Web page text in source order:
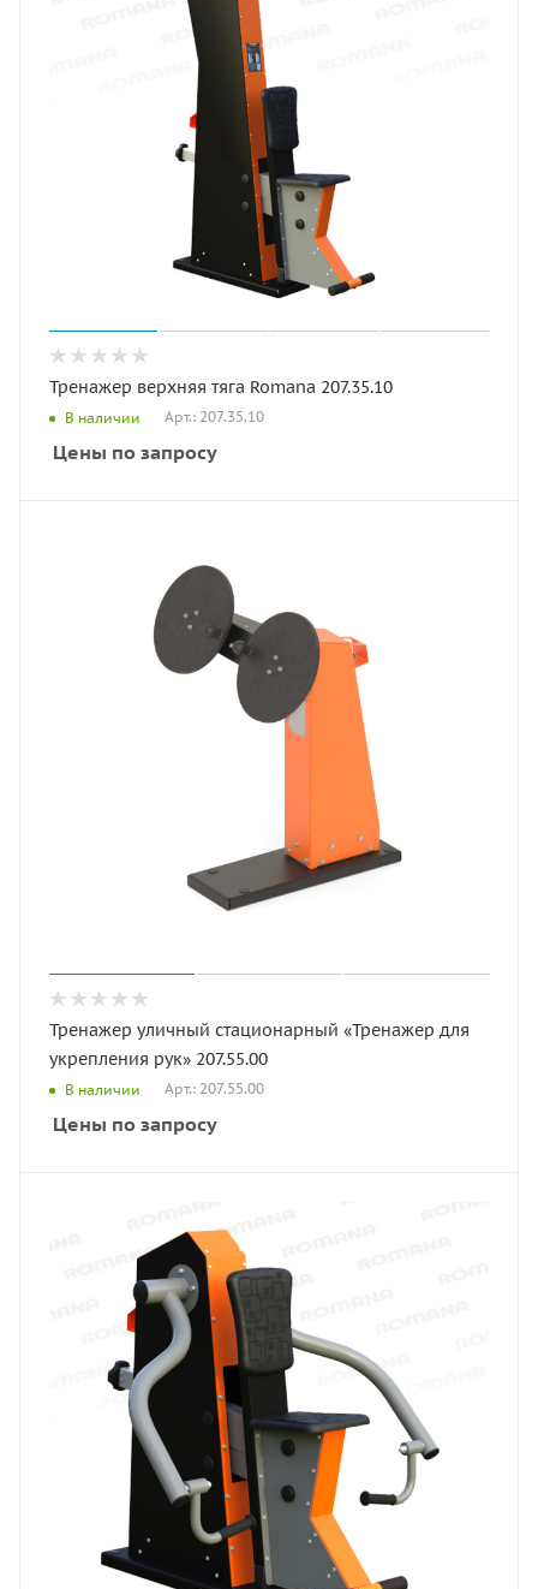
Тренажер верхняя тяга Romana 207.35.10
В наличии Арт.: 207.35.10
Цены по запросу
Тренажер уличный стационарный «Тренажер для
укрепления рук» 207.55.00
В наличии Арт.: 207.55.00
Цены по запросу